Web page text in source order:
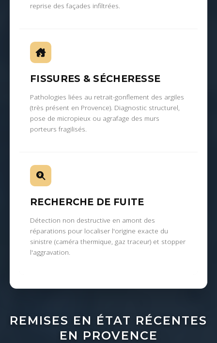
reprise des façades infiltrées.
FISSURES & SÉCHERESSE
Pathologies liées au retrait-gonflement des argiles
(très présent en Provence). Diagnostic structurel,
pose de micropieux ou agrafage des murs
porteurs fragilisés.
RECHERCHE DE FUITE
Détection non destructive en amont des
réparations pour localiser l'origine exacte du
sinistre (caméra thermique, gaz traceur) et stopper
l'aggravation.
REMISES EN ÉTAT RÉCENTES
EN PROVENCE